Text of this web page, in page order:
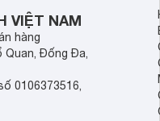
VIỆT NAM
hàng
Quan, Đống Đa,
0106373516,